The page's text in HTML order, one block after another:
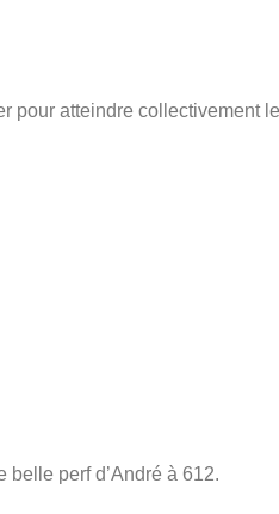
pour atteindre collectivement
belle perf d’André à 612.